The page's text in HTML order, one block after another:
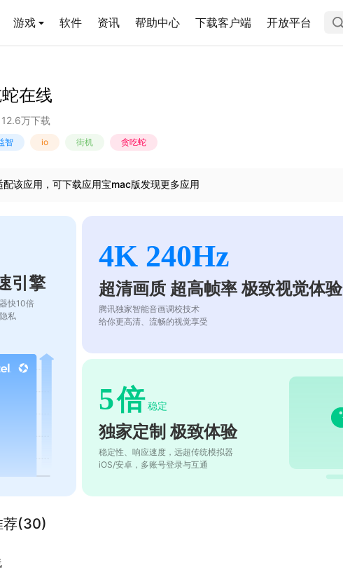
游戏 软件 资讯 帮助中心 下载客户端 开放平台
在线
12.6万下载
智 io 街机 贪吃蛇
该应用，可下载应用宝mac版发现更多应用
引擎
快10倍
私
4K 240Hz
超清画质 超高帧率 极致视觉体验
腾讯独家智能音画调校技术
给你更高清、流畅的视觉享受
5倍 稳定
独家定制 极致体验
稳定性、响应速度，远超传统模拟器
iOS/安卓，多账号登录与互通
荐(30)